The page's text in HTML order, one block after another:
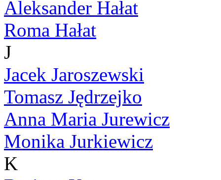
Aleksander Hałat
Roma Hałat
J
Jacek Jaroszewski
Tomasz Jędrzejko
Anna Maria Jurewicz
Monika Jurkiewicz
K